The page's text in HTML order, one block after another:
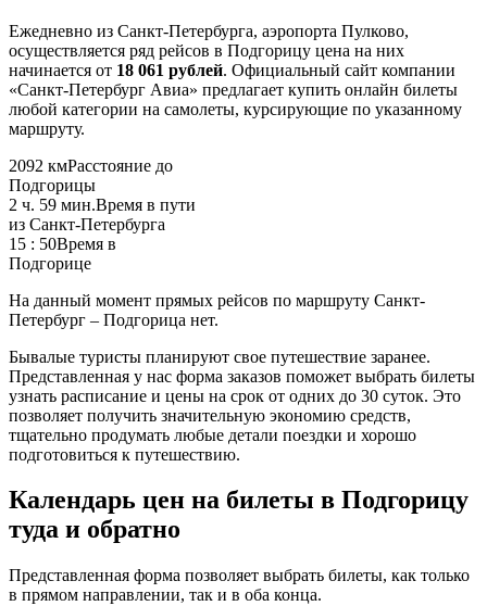
Ежедневно из Санкт-Петербурга, аэропорта Пулково,
осуществляется ряд рейсов в Подгорицу цена на них
начинается от 18 061 рублей. Официальный сайт компании
«Санкт-Петербург Авиа» предлагает купить онлайн билеты
любой категории на самолеты, курсирующие по указанному
маршруту.
2092 кмРасстояние до
Подгорицы
2 ч. 59 мин.Время в пути
из Санкт-Петербурга
15 : 50Время в
Подгорице
На данный момент прямых рейсов по маршруту Санкт-
Петербург – Подгорица нет.
Бывалые туристы планируют свое путешествие заранее.
Представленная у нас форма заказов поможет выбрать билеты
узнать расписание и цены на срок от одних до 30 суток. Это
позволяет получить значительную экономию средств,
тщательно продумать любые детали поездки и хорошо
подготовиться к путешествию.
Календарь цен на билеты в Подгорицу
туда и обратно
Представленная форма позволяет выбрать билеты, как только
в прямом направлении, так и в оба конца.